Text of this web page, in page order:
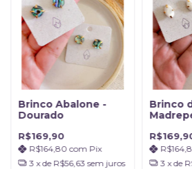
Brinco Abalone -
Dourado
R$169,90
R$164,80 com Pix
3 x de R$56,63 sem juros
Brinco
3 x de